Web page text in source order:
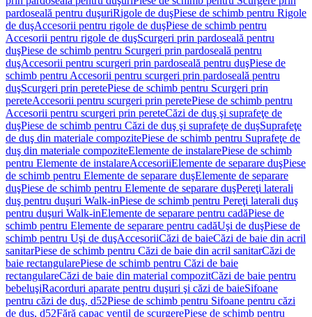
pardoseală pentru duşuriRigole de duşPiese de schimb pentru Rigole
de duşAccesorii pentru rigole de duşPiese de schimb pentru
Accesorii pentru rigole de duşScurgeri prin pardoseală pentru
duşPiese de schimb pentru Scurgeri prin pardoseală pentru
duşAccesorii pentru scurgeri prin pardoseală pentru duşPiese de
schimb pentru Accesorii pentru scurgeri prin pardoseală pentru
duşScurgeri prin peretePiese de schimb pentru Scurgeri prin
pereteAccesorii pentru scurgeri prin peretePiese de schimb pentru
Accesorii pentru scurgeri prin pereteCăzi de duş şi suprafeţe de
duşPiese de schimb pentru Căzi de duş şi suprafeţe de duşSuprafeţe
de duş din materiale compozitePiese de schimb pentru Suprafeţe de
duş din materiale compoziteElemente de instalarePiese de schimb
pentru Elemente de instalareAccesoriiElemente de separare duşPiese
de schimb pentru Elemente de separare duşElemente de separare
duşPiese de schimb pentru Elemente de separare duşPereţi laterali
duş pentru duşuri Walk-inPiese de schimb pentru Pereţi laterali duş
pentru duşuri Walk-inElemente de separare pentru cadăPiese de
schimb pentru Elemente de separare pentru cadăUşi de duşPiese de
schimb pentru Uşi de duşAccesoriiCăzi de baieCăzi de baie din acril
sanitarPiese de schimb pentru Căzi de baie din acril sanitarCăzi de
baie rectangularePiese de schimb pentru Căzi de baie
rectangulareCăzi de baie din material compozitCăzi de baie pentru
bebeluşiRacorduri aparate pentru duşuri şi căzi de baieSifoane
pentru căzi de duş, d52Piese de schimb pentru Sifoane pentru căzi
de duş, d52Fără capac ventil de scurgerePiese de schimb pentru